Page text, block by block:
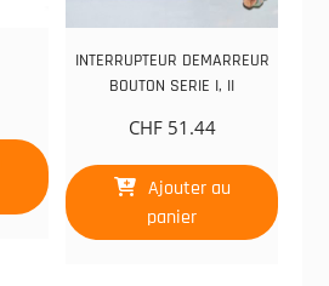
INTERRUPTEUR DEMARREUR
BOUTON SERIE I, II
CHF51.44
Ajouter au
panier